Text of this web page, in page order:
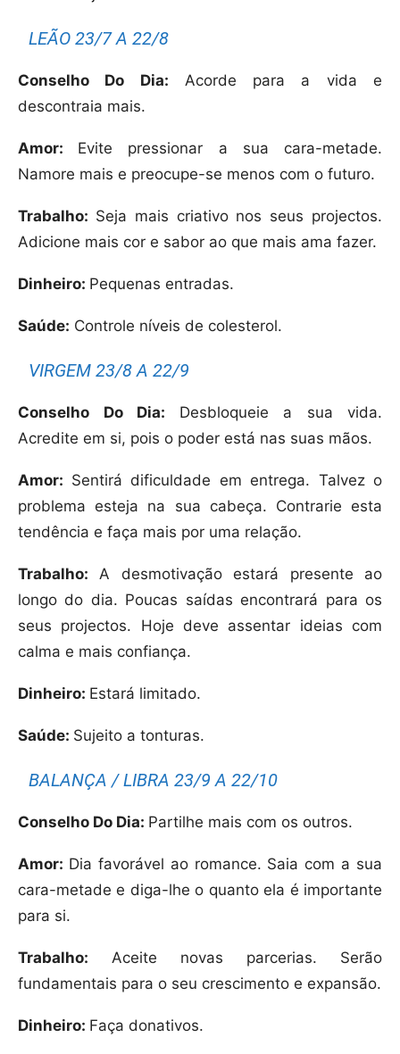
LEÃO 23/7 A 22/8
Conselho Do Dia: Acorde para a vida e
descontraia mais.
Amor: Evite pressionar a sua cara-metade.
Namore mais e preocupe-se menos com o futuro.
Trabalho: Seja mais criativo nos seus projectos.
Adicione mais cor e sabor ao que mais ama fazer.
Dinheiro: Pequenas entradas.
Saúde: Controle níveis de colesterol.
VIRGEM 23/8 A 22/9
Conselho Do Dia: Desbloqueie a sua vida.
Acredite em si, pois o poder está nas suas mãos.
Amor: Sentirá dificuldade em entrega. Talvez o
problema esteja na sua cabeça. Contrarie esta
tendência e faça mais por uma relação.
Trabalho: A desmotivação estará presente ao
longo do dia. Poucas saídas encontrará para os
seus projectos. Hoje deve assentar ideias com
calma e mais confiança.
Dinheiro: Estará limitado.
Saúde: Sujeito a tonturas.
BALANÇA / LIBRA 23/9 A 22/10
Conselho Do Dia: Partilhe mais com os outros.
Amor: Dia favorável ao romance. Saia com a sua
cara-metade e diga-lhe o quanto ela é importante
para si.
Trabalho: Aceite novas parcerias. Serão
fundamentais para o seu crescimento e expansão.
Dinheiro: Faça donativos.